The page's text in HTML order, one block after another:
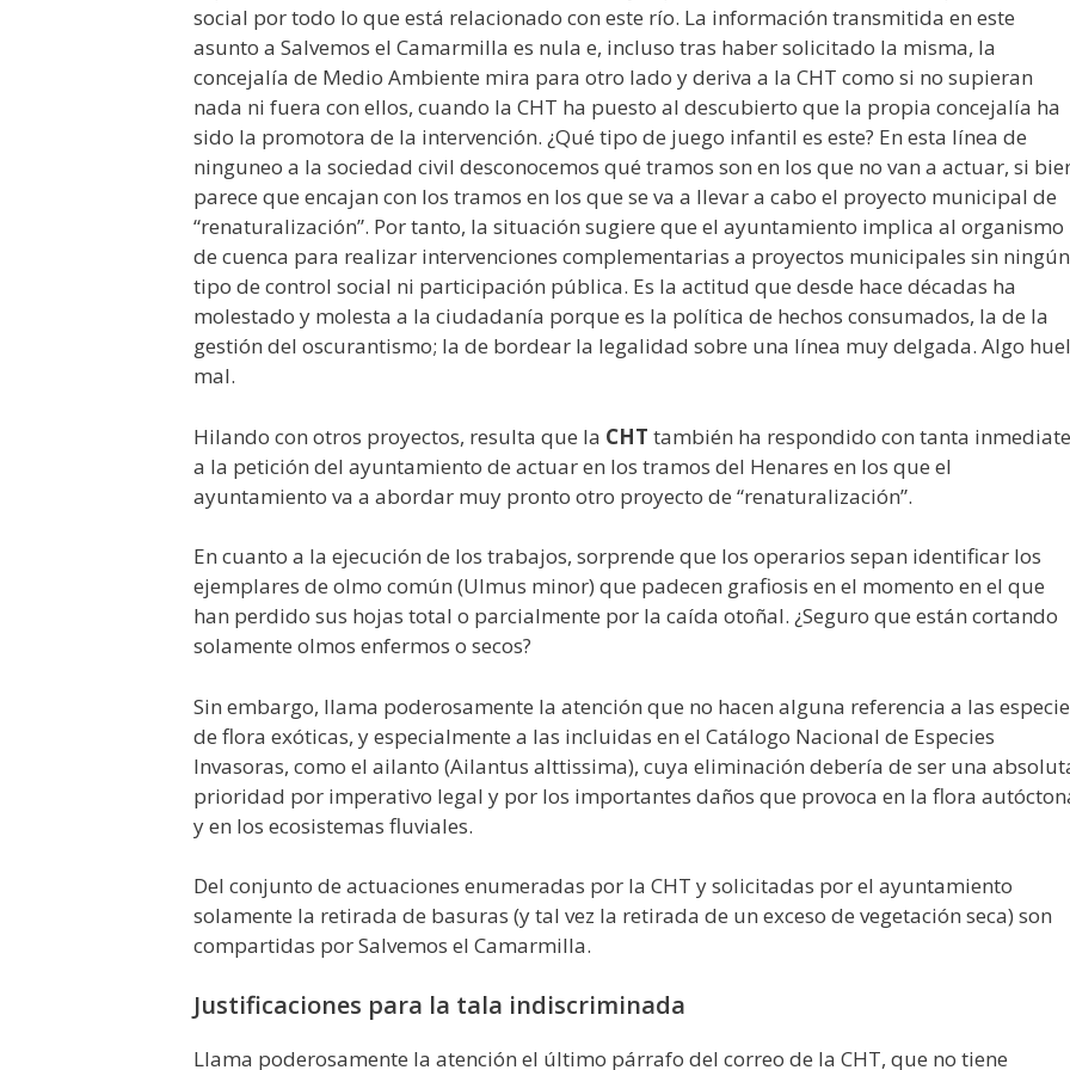
social por todo lo que está relacionado con este río. La información transmitida en este
asunto a Salvemos el Camarmilla es nula e, incluso tras haber solicitado la misma, la
concejalía de Medio Ambiente mira para otro lado y deriva a la CHT como si no supieran
nada ni fuera con ellos, cuando la CHT ha puesto al descubierto que la propia concejalía ha
sido la promotora de la intervención. ¿Qué tipo de juego infantil es este? En esta línea de
ninguneo a la sociedad civil desconocemos qué tramos son en los que no van a actuar, si
parece que encajan con los tramos en los que se va a llevar a cabo el proyecto municipal de
“renaturalización”. Por tanto, la situación sugiere que el ayuntamiento implica al organismo
de cuenca para realizar intervenciones complementarias a proyectos municipales sin ningún
tipo de control social ni participación pública. Es la actitud que desde hace décadas ha
molestado y molesta a la ciudadanía porque es la política de hechos consumados, la de la
gestión del oscurantismo; la de bordear la legalidad sobre una línea muy delgada. Algo
mal.
Hilando con otros proyectos, resulta que la CHT también ha respondido con tanta
a la petición del ayuntamiento de actuar en los tramos del Henares en los que el
ayuntamiento va a abordar muy pronto otro proyecto de “renaturalización”.
En cuanto a la ejecución de los trabajos, sorprende que los operarios sepan identificar los
ejemplares de olmo común (Ulmus minor) que padecen grafiosis en el momento en el que
han perdido sus hojas total o parcialmente por la caída otoñal. ¿Seguro que están cortando
solamente olmos enfermos o secos?
Sin embargo, llama poderosamente la atención que no hacen alguna referencia a las
de flora exóticas, y especialmente a las incluidas en el Catálogo Nacional de Especies
Invasoras, como el ailanto (Ailantus alttissima), cuya eliminación debería de ser una
prioridad por imperativo legal y por los importantes daños que provoca en la flora
y en los ecosistemas fluviales.
Del conjunto de actuaciones enumeradas por la CHT y solicitadas por el ayuntamiento
solamente la retirada de basuras (y tal vez la retirada de un exceso de vegetación seca) son
compartidas por Salvemos el Camarmilla.
Justificaciones para la tala indiscriminada
Llama poderosamente la atención el último párrafo del correo de la CHT, que no tiene